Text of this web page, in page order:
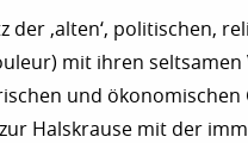
der ‚alten‘, politischen,
mit ihren
und
zur Halskrause mit der